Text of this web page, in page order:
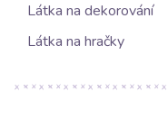
Látka na dekorování
Látka na hračky